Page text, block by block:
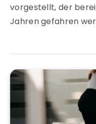
vorgestellt, der
Jahren gefahren